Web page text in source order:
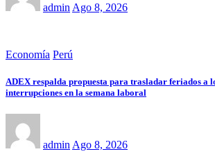
admin Ago 8, 2026
Economía Perú
ADEX respalda propuesta para trasladar feriados a
interrupciones en la semana laboral
admin Ago 8, 2026